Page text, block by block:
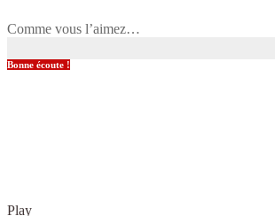
Comme vous l’aimez…
Bonne écoute !
Play